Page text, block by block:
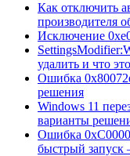
Как отключить
производителя
Исключение
удалить и что
Ошибка
решения
Windows 11
варианты
Ошибка
быстрый